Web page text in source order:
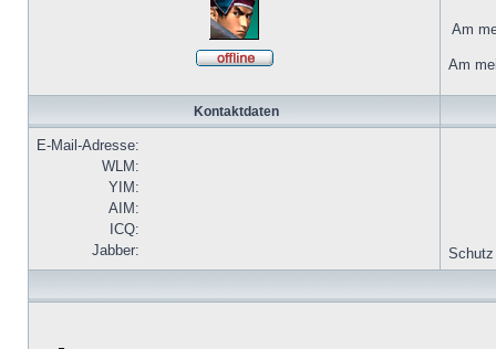
Am
Am
Kontaktdaten
E-Mail-Adresse:
WLM:
YIM:
AIM:
ICQ:
Jabber:
Schutz